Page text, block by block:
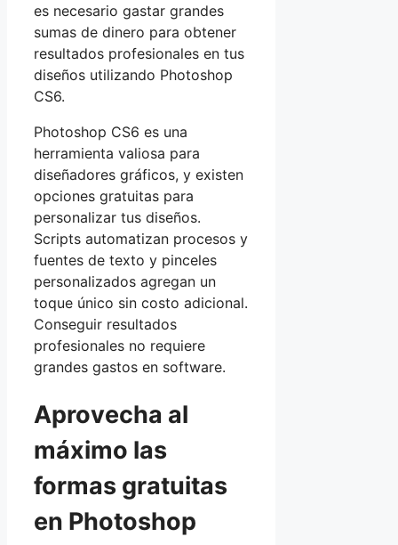
es necesario gastar grandes
sumas de dinero para obtener
resultados profesionales en tus
diseños utilizando Photoshop
CS6.
Photoshop CS6 es una
herramienta valiosa para
diseñadores gráficos, y existen
opciones gratuitas para
personalizar tus diseños.
Scripts automatizan procesos y
fuentes de texto y pinceles
personalizados agregan un
toque único sin costo adicional.
Conseguir resultados
profesionales no requiere
grandes gastos en software.
Aprovecha al
máximo las
formas gratuitas
en Photoshop